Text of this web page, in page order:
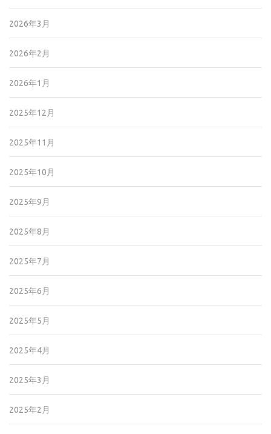
2026年3月
2026年2月
2026年1月
2025年12月
2025年11月
2025年10月
2025年9月
2025年8月
2025年7月
2025年6月
2025年5月
2025年4月
2025年3月
2025年2月